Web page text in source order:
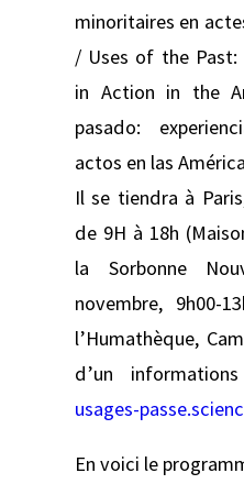
minoritaires en
/ Uses of the Past:
in Action in the
pasado:
actos en las
Il se tiendra à
de 9H à 18h
la Sorbonne
novembre, 9h00-
l’Humathèque,
d’un
usages-
En voici le